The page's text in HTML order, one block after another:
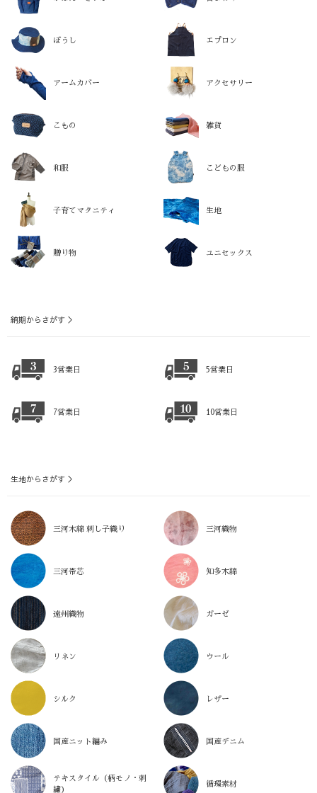
ぼうし エプロン
アームカバー アクセサリー
こもの 雑貨
和服 こどもの服
子育てマタニティ 生地
贈り物 ユニセックス
納期からさがす ＞
3営業日 5営業日
7営業日 10営業日
生地からさがす ＞
三河木綿 刺し子織り 三河織物
三河帯芯 知多木綿
遠州織物 ガーゼ
リネン ウール
シルク レザー
国産ニット編み 国産デニム
テキスタイル（柄モノ・刺
繍）
循環素材